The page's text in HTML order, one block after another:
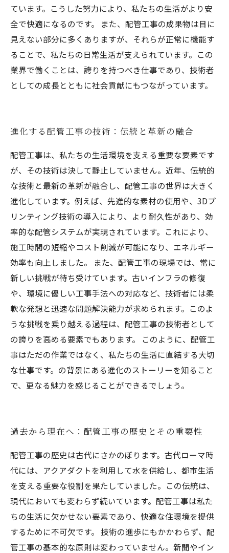
ています。こうした努力により、私たちの生活がより安
全で快適になるのです。 また、配管工事の成果物は目に
見えない部分に多くありますが、それらが正常に機能す
ることで、私たちの日常生活が支えられています。この
業界で働くことは、誇りを持つべき仕事であり、技術者
としての成長とともに社会貢献にもつながっています。
進化する配管工事の技術：伝統と革新の融合
配管工事は、私たちの生活環境を支える重要な要素です
が、その技術は決して静止していません。近年、伝統的
な技術と最新の革新が融合し、配管工事の世界は大きく
進化しています。例えば、先進的な素材の使用や、3Dプ
リンティング技術の導入により、より耐久性があり、効
率的な配管システムが実現されています。これにより、
施工時間の短縮やコスト削減が可能になり、エネルギー
効率も向上しました。 また、配管工事の現場では、常に
新しい挑戦が待ち受けています。古いインフラの修復
や、環境に優しい工事手法への対応など、技術者には柔
軟な発想と迅速な問題解決能力が求められます。このよ
うな挑戦を乗り越える過程は、配管工事の技術者として
の誇りを高める要素でもあります。 このように、配管工
事はただの作業ではなく、私たちの生活に直結する大切
な仕事です。の背景にある進化のストーリーを知ること
で、更なる魅力を感じることができるでしょう。
過去から現在へ：配管工事の歴史とその重要性
配管工事の歴史は古代にさかのぼります。古代ローマ時
代には、アクアダクトを利用して水を供給し、都市生活
を支える重要な役割を果たしていました。この伝統は、
現代においても変わらず続いています。配管工事は私た
ちの生活に欠かせない要素であり、快適な住環境を提供
するために不可欠です。 技術の進歩にもかかわらず、配
管工事の基本的な原則は変わっていません。新聞やイン